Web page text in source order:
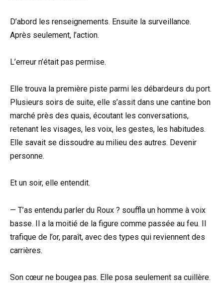
D’abord les renseignements. Ensuite la surveillance.
Après seulement, l’action.
L’erreur n’était pas permise.
Elle trouva la première piste parmi les débardeurs du port.
Plusieurs soirs de suite, elle s’assit dans une cantine bon
marché près des quais, écoutant les conversations,
retenant les visages, les voix, les gestes, les habitudes.
Elle savait se dissoudre au milieu des autres. Devenir
personne.
Et un soir, elle entendit.
— T’as entendu parler du Roux ? souffla un homme à voix
basse. Il a la moitié de la figure comme passée au feu. Il
trafique de l’or, paraît, avec des types qui reviennent des
carrières.
Son cœur ne bougea pas. Elle posa seulement sa cuillère.